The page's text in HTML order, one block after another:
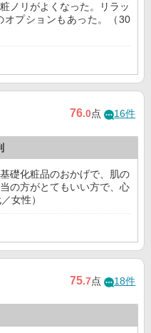
ノリがよくなった。リラッ
オプションもあった。（30
76.0点 16件
礎化粧品のおかげで、肌の
の方がとてもいい方で、心
女性）
75.7点 18件